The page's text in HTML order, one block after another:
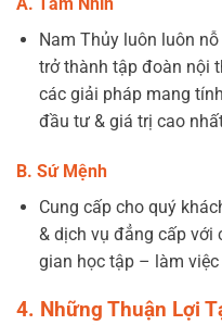
Nam Thủy luôn luôn
trở thành tập đoàn nội
các giải pháp mang
đầu tư & giá trị cao
B. Sứ Mệnh
Cung cấp cho quý
& dịch vụ đẳng cấp với
gian học tập – làm
4. Những Thuận Lợi